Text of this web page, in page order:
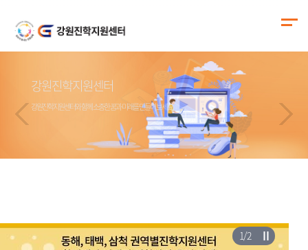
강원진학지원센터
강원진학지원센터와 함께 소중한 꿈과 미래를 만들어 보세요.
강원진학지원센터
강원진학지원센터와 함께 소중한 꿈과 미래를 만들어 보세요.
강원진학지원센터
강원진학지원센터와 함께 소중한 꿈과 미래를 만들어 보세요.
강원진학지원센터
강원진학지원센터와 함께 소중한 꿈과 미래를 만들어 보세요.
1/2